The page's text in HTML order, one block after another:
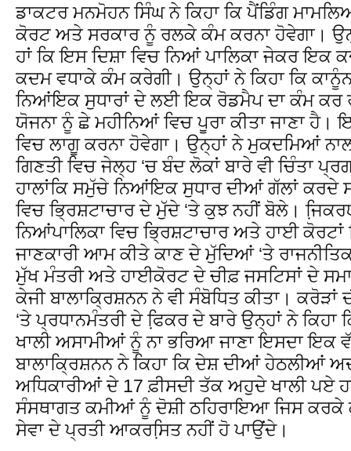
ਡਾਕਟਰ ਮਨਮੋਹਨ ਸਿੰਘ ਨੇ ਕਿਹਾ ਕਿ ਪੈਂਡਿੰਗ
ਕੋਰਟ ਅਤੇ ਸਰਕਾਰ ਨੂੰ ਰਲਕੇ ਕੰਮ ਕਰਨਾ ਹੋਵੇਗਾ।
ਹਾਂ ਕਿ ਇਸ ਦਿਸ਼ਾ ਵਿਚ ਨਿਆਂ ਪਾਲਿਕਾ ਜੇਕਰ ਇਕ
ਕਦਮ ਵਧਾਕੇ ਕੰਮ ਕਰੇਗੀ। ਉਨ੍ਹਾਂ ਨੇ ਕਿਹਾ ਕਿ
ਨਿਆਂਇਕ ਸੁਧਾਰਾਂ ਦੇ ਲਈ ਇਕ ਰੋਡਮੈਪ ਦਾ ਕੰਮ ਕਰ
ਯੋਜਨਾ ਨੂੰ ਛੇ ਮਹੀਨਿਆਂ ਵਿਚ ਪੂਰਾ ਕੀਤਾ ਜਾਣਾ ਹੈ।
ਵਿਚ ਲਾਗੂ ਕਰਨਾ ਹੋਵੇਗਾ। ਉਨ੍ਹਾਂ ਨੇ ਮੁਕਦਮਿਆਂ
ਗਿਣਤੀ ਵਿਚ ਜੇਲ੍ਹ ‘ਚ ਬੰਦ ਲੋਕਾਂ ਬਾਰੇ ਵੀ ਚਿੰਤਾ
ਹਾਲਾਂਕਿ ਸਮੁੱਚੇ ਨਿਆਂਇਕ ਸੁਧਾਰ ਦੀਆਂ ਗੱਲਾਂ ਕਰਦੇ
ਵਿਚ ਭ੍ਰਿਸ਼ਟਾਚਾਰ ਦੇ ਮੁੱਦੇ ‘ਤੇ ਕੁਝ ਨਹੀਂ ਬੋਲੇ।
ਨਿਆਂਪਾਲਿਕਾ ਵਿਚ ਭ੍ਰਿਸ਼ਟਾਚਾਰ ਅਤੇ ਹਾਈ ਕੋਰਟਾਂ
ਜਾਣਕਾਰੀ ਆਮ ਕੀਤੇ ਕਾਣ ਦੇ ਮੁੱਦਿਆਂ ‘ਤੇ
ਮੁੱਖ ਮੰਤਰੀ ਅਤੇ ਹਾਈਕੋਰਟ ਦੇ ਚੀਫ਼ ਜਸਟਿਸਾਂ ਦੇ
ਕੇਜੀ ਬਾਲਾਕ੍ਰਿਸ਼ਨਨ ਨੇ ਵੀ ਸੰਬੋਧਿਤ ਕੀਤਾ। ਕਰੋੜਾਂ
‘ਤੇ ਪ੍ਰਧਾਨਮੰਤਰੀ ਦੇ ਫਿ਼ਕਰ ਦੇ ਬਾਰੇ ਉਨ੍ਹਾਂ ਨੇ
ਖਾਲੀ ਅਸਾਮੀਆਂ ਨੂੰ ਨਾ ਭਰਿਆ ਜਾਣਾ ਇਸਦਾ ਇਕ
ਬਾਲਾਕ੍ਰਿਸ਼ਨਨ ਨੇ ਕਿਹਾ ਕਿ ਦੇਸ਼ ਦੀਆਂ ਹੇਠਲੀਆਂ
ਅਧਿਕਾਰੀਆਂ ਦੇ 17 ਫ਼ੀਸਦੀ ਤੱਕ ਅਹੁਦੇ ਖਾਲੀ
ਸੰਸਥਾਗਤ ਕਮੀਆਂ ਨੂੰ ਦੋਸ਼ੀ ਠਹਿਰਾਇਆ ਜਿਸ
ਸੇਵਾ ਦੇ ਪ੍ਰਤੀ ਆਕਰਸਿ਼ਤ ਨਹੀਂ ਹੋ ਪਾਉਂਦੇ।